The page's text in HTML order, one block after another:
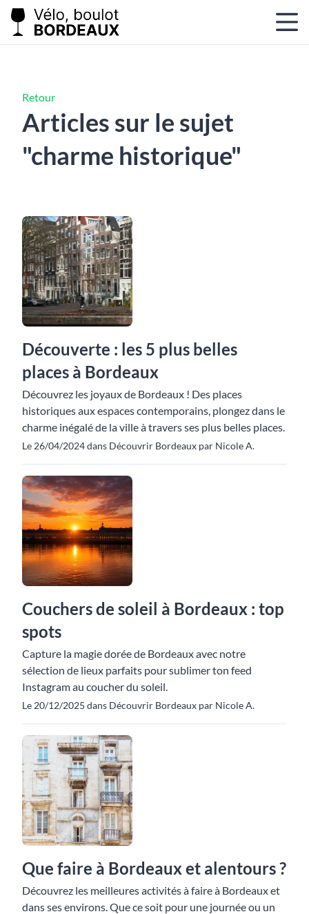
Retour
Articles sur le sujet
"charme historique"
Découverte : les 5 plus belles
places à Bordeaux
Découvrez les joyaux de Bordeaux ! Des places
historiques aux espaces contemporains, plongez dans le
charme inégalé de la ville à travers ses plus belles places.
Le 26/04/2024 dans Découvrir Bordeaux par Nicole A.
Couchers de soleil à Bordeaux : top
spots
Capture la magie dorée de Bordeaux avec notre
sélection de lieux parfaits pour sublimer ton feed
Instagram au coucher du soleil.
Le 20/12/2025 dans Découvrir Bordeaux par Nicole A.
Que faire à Bordeaux et alentours ?
Découvrez les meilleures activités à faire à Bordeaux et
dans ses environs. Que ce soit pour une journée ou un